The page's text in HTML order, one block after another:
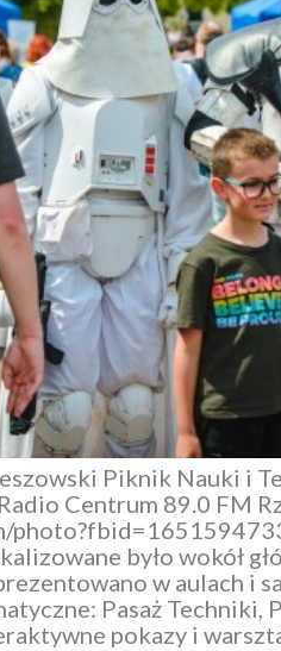
Piknik Nauki i
Radio Centrum 89.0 FM
było wokół
w aulach i
Pasaż
pokazy i